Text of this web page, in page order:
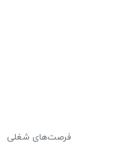
فرصت‌های شغلی